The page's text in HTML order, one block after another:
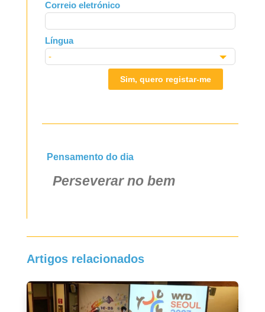
blank
Correio eletrónico
Língua
Sim, quero registar-me
Pensamento do dia
Perseverar no bem
Artigos relacionados